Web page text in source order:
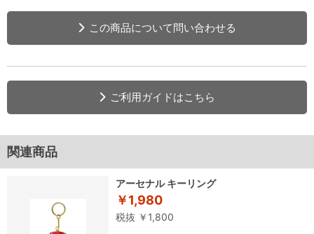
この商品について問い合わせる
ご利用ガイドはこちら
関連商品
アーセナル キーリング
￥1,980
税抜 ￥1,800